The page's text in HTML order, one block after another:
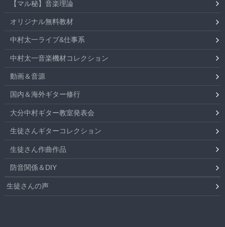
【マル秘】音楽理論
オリジナル無料教材
中村太一ライブ&仕事系
中村太一音楽機材コレクション
動画＆音源
国内＆海外ギター修行
大分中村ギター教室発表会
生徒さんギターコレクション
生徒さん作曲作品
防音関係＆DIY
生徒さんの声